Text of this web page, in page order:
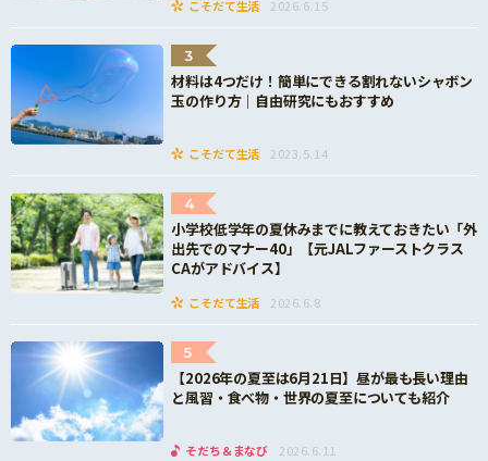
こそだて生活 2026.6.15
3
材料は4つだけ！簡単にできる割れないシャボン
玉の作り方｜自由研究にもおすすめ
こそだて生活 2023.5.14
4
小学校低学年の夏休みまでに教えておきたい「外
出先でのマナー40」【元JALファーストクラス
CAがアドバイス】
こそだて生活 2026.6.8
5
【2026年の夏至は6月21日】昼が最も長い理由
と風習・食べ物・世界の夏至についても紹介
そだち＆まなび 2026.6.11